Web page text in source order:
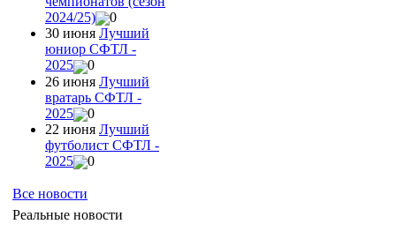
2024/25)
0
30 июня Лучший
юниор СФТЛ -
2025
0
26 июня Лучший
вратарь СФТЛ -
2025
0
22 июня Лучший
футболист СФТЛ -
2025
0
Все новости
Реальные новости